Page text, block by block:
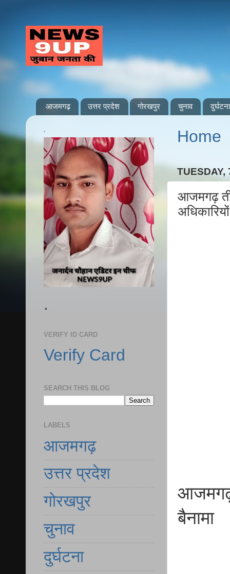
आजमगढ़ उत्तर प्रदेश गोरखपुर चुनाव दुर्घटना
Home
TUESDAY,
आजमगढ़
आजमगढ़
बैनामा
.
.
VERIFY ID CARD
Verify Card
SEARCH THIS BLOG
LABELS
आजमगढ़
उत्तर प्रदेश
गोरखपुर
चुनाव
दुर्घटना